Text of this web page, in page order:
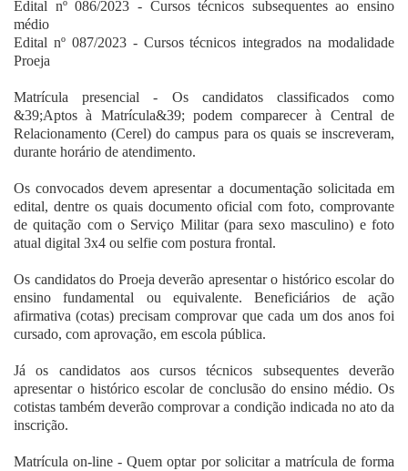
Edital nº 086/2023 - Cursos técnicos subsequentes ao ensino
médio
Edital nº 087/2023 - Cursos técnicos integrados na modalidade
Proeja
Matrícula presencial - Os candidatos classificados como
&39;Aptos à Matrícula&39; podem comparecer à Central de
Relacionamento (Cerel) do campus para os quais se inscreveram,
durante horário de atendimento.
Os convocados devem apresentar a documentação solicitada em
edital, dentre os quais documento oficial com foto, comprovante
de quitação com o Serviço Militar (para sexo masculino) e foto
atual digital 3x4 ou selfie com postura frontal.
Os candidatos do Proeja deverão apresentar o histórico escolar do
ensino fundamental ou equivalente. Beneficiários de ação
afirmativa (cotas) precisam comprovar que cada um dos anos foi
cursado, com aprovação, em escola pública.
Já os candidatos aos cursos técnicos subsequentes deverão
apresentar o histórico escolar de conclusão do ensino médio. Os
cotistas também deverão comprovar a condição indicada no ato da
inscrição.
Matrícula on-line - Quem optar por solicitar a matrícula de forma